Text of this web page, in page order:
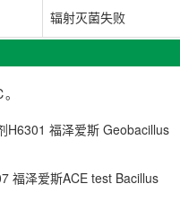
辐射灭菌失败
福泽爱斯 Geobacillus
福泽爱斯ACE test Bacillus